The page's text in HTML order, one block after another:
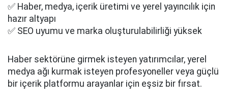
✅ Haber, medya, içerik üretimi ve yerel yayıncılık için
hazır altyapı
✅ SEO uyumu ve marka oluşturulabilirliği yüksek
Haber sektörüne girmek isteyen yatırımcılar, yerel
medya ağı kurmak isteyen profesyoneller veya güçlü
bir içerik platformu arayanlar için eşsiz bir fırsat.